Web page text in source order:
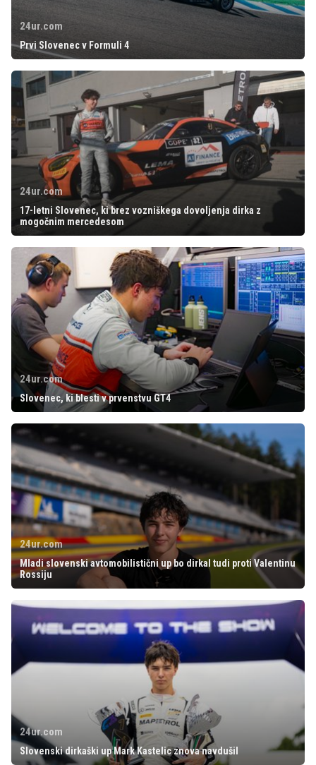
24ur.com
Prvi Slovenec v Formuli 4
24ur.com
17-letni Slovenec, ki brez vozniškega dovoljenja dirka z
mogočnim mercedesom
24ur.com
Slovenec, ki blesti v prvenstvu GT4
24ur.com
Mladi slovenski avtomobilistični up bo dirkal tudi proti Valentinu
Rossiju
24ur.com
Slovenski dirkaški up Mark Kastelic znova navdušil